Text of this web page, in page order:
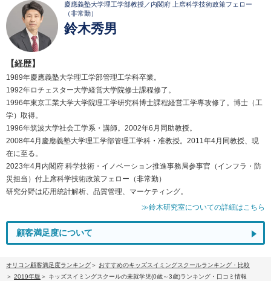
慶應義塾大学理工学部教授／内閣府 上席科学技術政策フェロー
（非常勤）
鈴木秀男
【経歴】
1989年慶應義塾大学理工学部管理工学科卒業。
1992年ロチェスター大学経営大学院修士課程修了。
1996年東京工業大学大学院理工学研究科博士課程経営工学専攻修了。博士（工
学）取得。
1996年筑波大学社会工学系・講師。2002年6月同助教授。
2008年4月慶應義塾大学理工学部管理工学科・准教授。2011年4月同教授、現
在に至る。
2023年4月内閣府 科学技術・イノベーション推進事務局参事官（インフラ・防
災担当）付上席科学技術政策フェロー（非常勤）
研究分野は応用統計解析、品質管理、マーケティング。
≫鈴木研究室についての詳細はこちら
顧客満足度について
オリコン顧客満足度ランキング
おすすめのキッズスイミングスクールランキング・比較
2019年版
キッズスイミングスクールの未就学児(0歳～3歳)ランキング・口コミ情報